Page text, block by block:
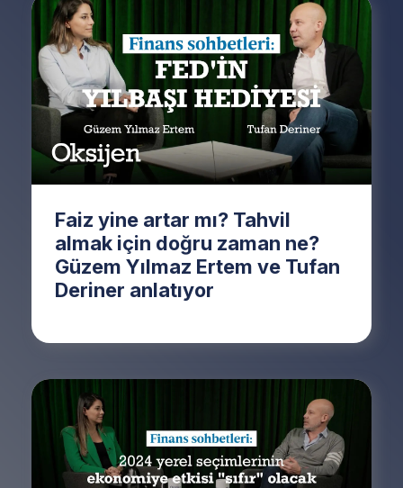
Faiz yine artar mı? Tahvil
almak için doğru zaman ne?
Güzem Yılmaz Ertem ve Tufan
Deriner anlatıyor